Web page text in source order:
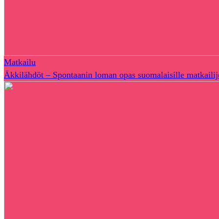
Matkailu
Äkkilähdöt – Spontaanin loman opas suomalaisille